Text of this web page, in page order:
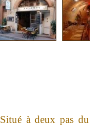
Situé à deux pas